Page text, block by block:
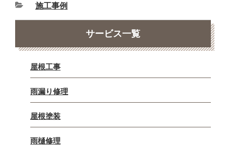
施工事例
サービス一覧
屋根工事
雨漏り修理
屋根塗装
雨樋修理